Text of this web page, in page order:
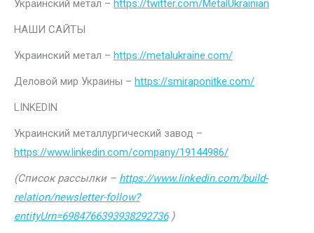
Украинский метал – https://twitter.com/MetalUkrainian
НАШИ САЙТЫ
Украинский метал – https://metalukraine.com/
Деловой мир Украины – https://smiraponitke.com/
LINKEDIN
Украинский металлургический завод –
https://www.linkedin.com/company/19144986/
(Список рассылки – https://www.linkedin.com/build-
relation/newsletter-follow?
entityUrn=6984766393938292736)